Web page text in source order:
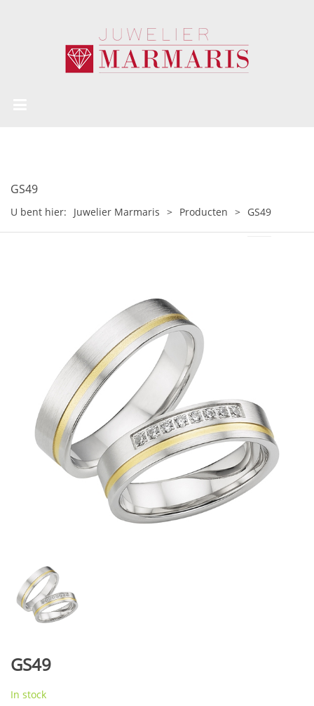
GS49
U bent hier: Juwelier Marmaris > Producten > GS49
GS49
In stock